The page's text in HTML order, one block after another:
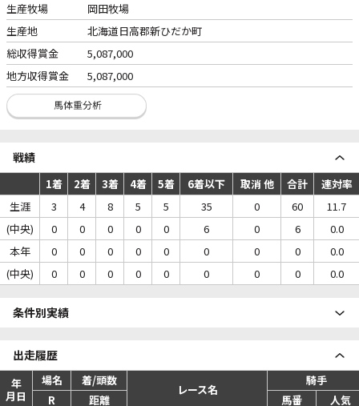
生産牧場
岡田牧場
生産地
北海道日高郡新ひだか町
総収得賞金
5,087,000
地方収得賞金
5,087,000
戦績
1着 2着 3着 4着 5着 6着以下 取消 他 合計
連対率
生涯
3 4 8 5 5 35 0 60
11.7
(中央)
0 0 0 0 0 6 0 6
0.0
本年
0 0 0 0 0 0 0 0
0.0
(中央)
0 0 0 0 0 0 0 0 0.0
条件別実績
出走履歴
年
月日
場名 着/頭数
レース名
騎手
R
距離 馬番
人気